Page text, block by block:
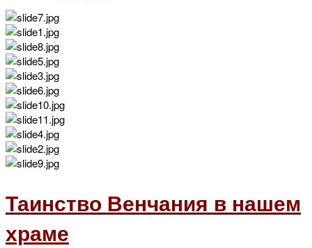
Таинство Венчания в нашем
храме